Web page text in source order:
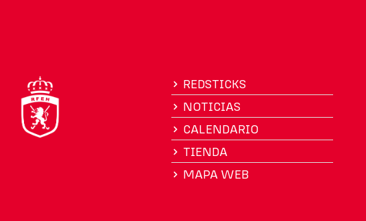
REDSTICKS
NOTICIAS
CALENDARIO
TIENDA
MAPA WEB